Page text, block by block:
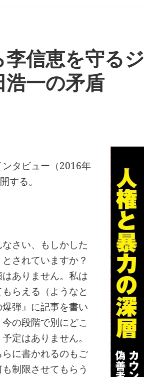
信恵を守るジ
一の矛盾
タビュー（2016年
する。
さい、もしかした
されていますか？
ありません。私は
らえる（ようなと
弾』に記事を書い
の段階で別にどこ
定はありません。
に書かれるのもご
制限させてもらう